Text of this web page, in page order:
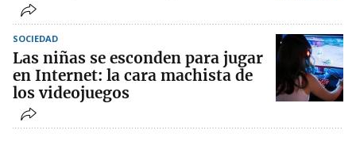
SOCIEDAD
Las niñas se esconden para jugar
en Internet: la cara machista de
los videojuegos